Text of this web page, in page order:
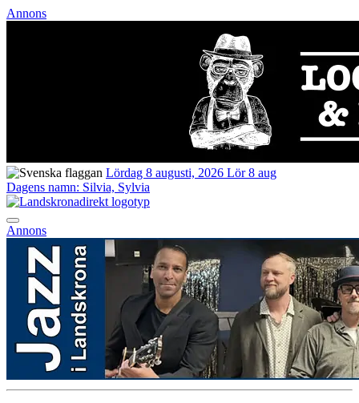
Annons
Lördag 8 augusti, 2026 Lör 8 aug
Dagens namn: Silvia, Sylvia
Annons